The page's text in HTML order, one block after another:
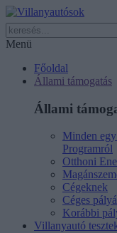
Menü
Főoldal
Állami támogatás
Állami
Minden
Programról
Otthoni
Cégeknek
Céges
Korábbi
Villanyautó